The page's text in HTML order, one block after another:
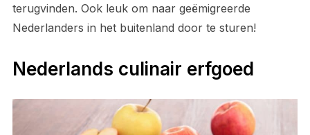
terugvinden. Ook leuk om naar geëmigreerde
Nederlanders in het buitenland door te sturen!
Nederlands culinair erfgoed